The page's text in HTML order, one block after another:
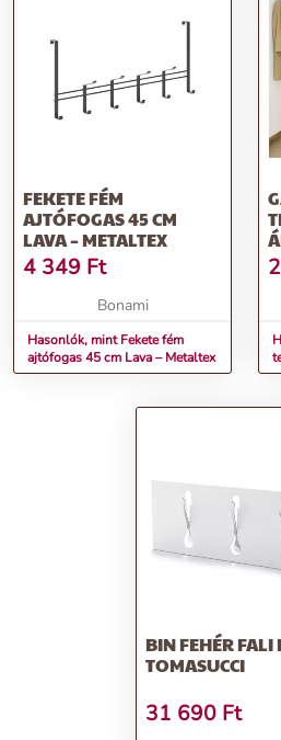
FEKETE FÉM
AJTÓFOGAS 45 CM
LAVA – METALTEX
4 349 Ft
Bonami
Hasonlók, mint Fekete fém
ajtófogas 45 cm Lava – Metaltex
BIN FEHÉR FALI
TOMASUCCI
31 690 Ft